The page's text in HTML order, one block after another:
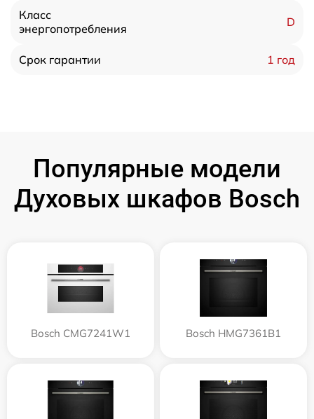
Класс
энергопотребления
D
Срок гарантии 1 год
Популярные модели
Духовых шкафов Bosch
Bosch CMG7241W1 Bosch HMG7361B1